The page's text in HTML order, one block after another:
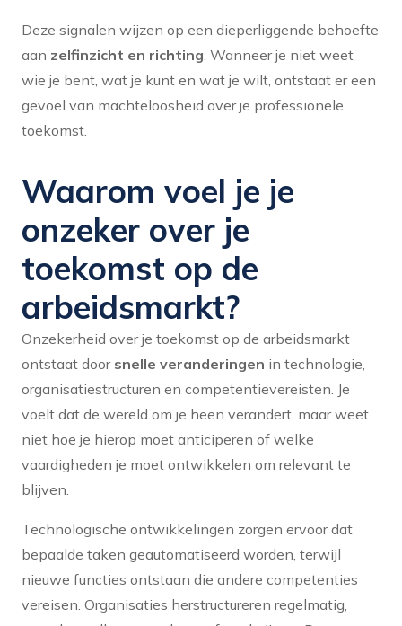
Deze signalen wijzen op een dieperliggende behoefte
aan zelfinzicht en richting . Wanneer je niet weet
wie je bent, wat je kunt en wat je wilt, ontstaat er een
gevoel van machteloosheid over je professionele
toekomst.
Waarom voel je je
onzeker over je
toekomst op de
arbeidsmarkt?
Onzekerheid over je toekomst op de arbeidsmarkt
ontstaat door snelle veranderingen in technologie,
organisatiestructuren en competentievereisten. Je
voelt dat de wereld om je heen verandert, maar weet
niet hoe je hierop moet anticiperen of welke
vaardigheden je moet ontwikkelen om relevant te
blijven.
Technologische ontwikkelingen zorgen ervoor dat
bepaalde taken geautomatiseerd worden, terwijl
nieuwe functies ontstaan die andere competenties
vereisen. Organisaties herstructureren regelmatig,